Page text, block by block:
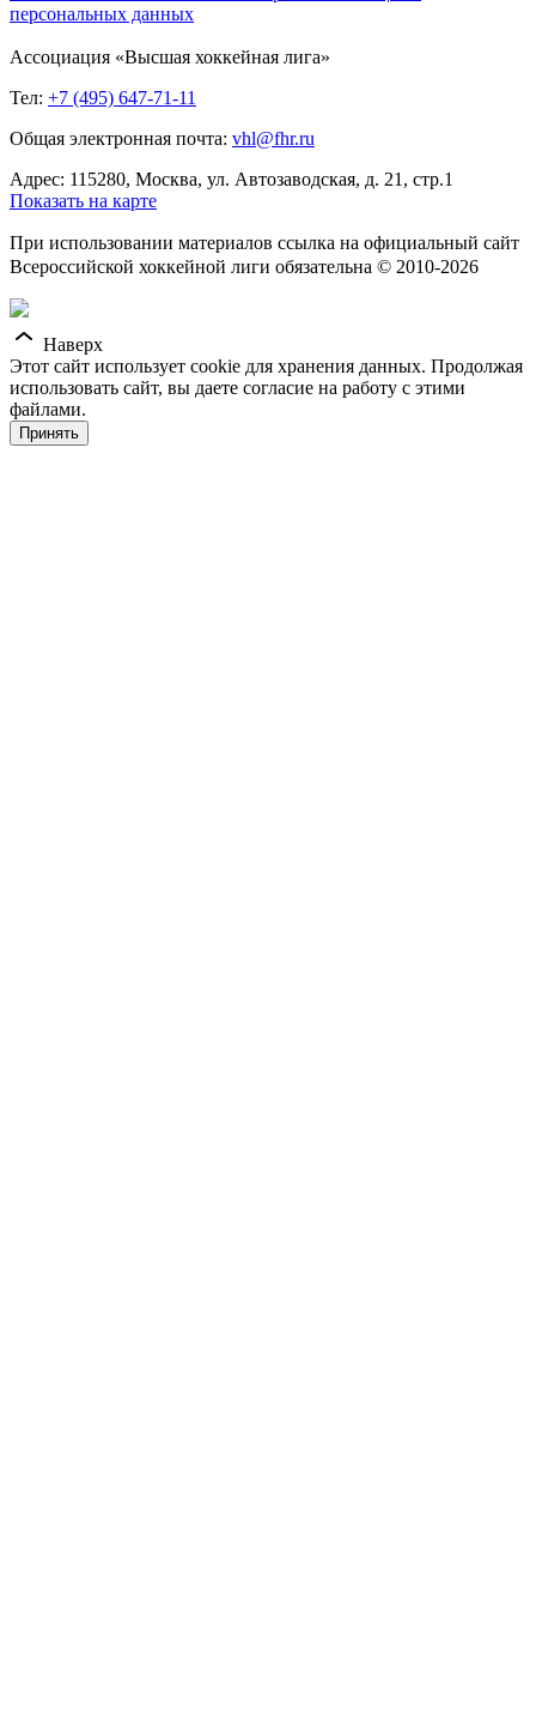
персональных данных
Ассоциация «Высшая хоккейная лига»
Тел: +7 (495) 647-71-11
Общая электронная почта: vhl@fhr.ru
Адрес: 115280, Москва, ул. Автозаводская, д. 21, стр.1
Показать на карте
При использовании материалов ссылка на официальный сайт
Всероссийской хоккейной лиги обязательна © 2010-2026
Наверх
Этот сайт использует cookie для хранения данных. Продолжая
использовать сайт, вы даете согласие на работу с этими
файлами.
Принять